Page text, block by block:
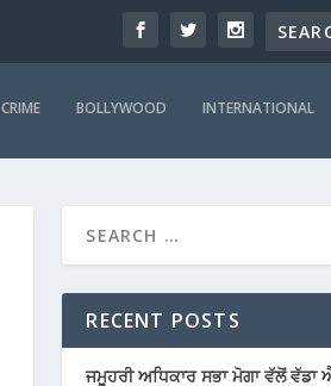
CRIME BOLLYWOOD INTERNATIONAL
RECENT POSTS
ਜਮੂਹਰੀ ਅਧਿਕਾਰ ਸਭਾ ਮੋਗਾ ਵੱਲੋਂ ਵੱਡਾ